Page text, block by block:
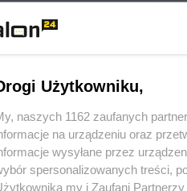
Trzaskowskiego, które
Reklama
Andrzeju Dudzie.
bachor" - o Szymonie
Użytkowniku,
naszych 1162 zaufanych
na urządzeniu oraz
wysyłane przez
spersonalizowanych treści,
my i Zaufani